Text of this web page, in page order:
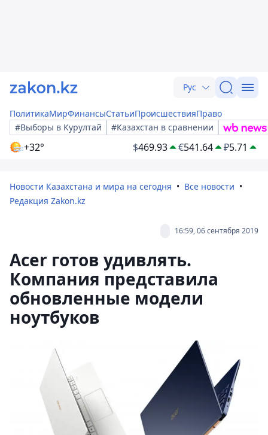
Рус
ПолитикаМирФинансыСтатьиПроисшествияПраво
#Выборы в Курултай
#Казахстан в сравнении
+32° $469.93 €541.64 ₽5.71
Новости Казахстана и мира на сегодня
Все новости
Редакция Zakon.kz
16:59, 06 сентября 2019
Acer готов удивлять.
Компания представила
обновленные модели
ноутбуков